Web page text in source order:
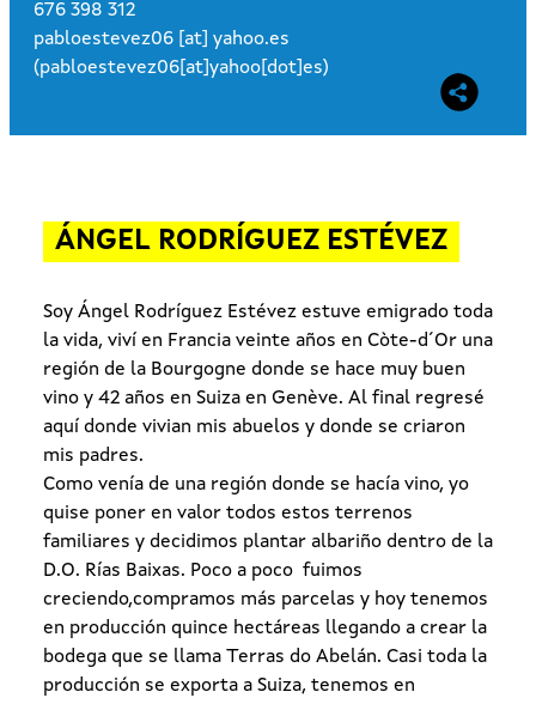
676 398 312
pabloestevez06 [at] yahoo.es
(pabloestevez06[at]yahoo[dot]es)
ÁNGEL RODRÍGUEZ ESTÉVEZ
Soy Ángel Rodríguez Estévez estuve emigrado toda
la vida, viví en Francia veinte años en Còte-d´Or una
región de la Bourgogne donde se hace muy buen
vino y 42 años en Suiza en Genève. Al final regresé
aquí donde vivian mis abuelos y donde se criaron
mis padres.
Como venía de una región donde se hacía vino, yo
quise poner en valor todos estos terrenos
familiares y decidimos plantar albariño dentro de la
D.O. Rías Baixas. Poco a poco fuimos
creciendo,compramos más parcelas y hoy tenemos
en producción quince hectáreas llegando a crear la
bodega que se llama Terras do Abelán. Casi toda la
producción se exporta a Suiza, tenemos en